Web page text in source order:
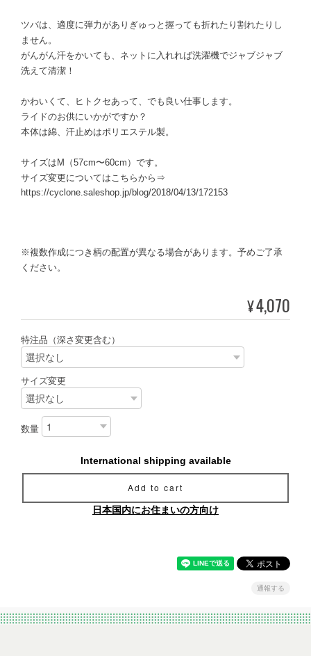
ツバは、適度に弾力がありぎゅっと握っても折れたり割れたりし
ません。
がんがん汗をかいても、ネットに入れれば洗濯機でジャブジャブ
洗えて清潔！
かわいくて、ヒトクセあって、でも良い仕事します。
ライドのお供にいかがですか？
本体は綿、汗止めはポリエステル製。
サイズはM（57cm〜60cm）です。
サイズ変更についてはこちらから⇒
https://cyclone.saleshop.jp/blog/2018/04/13/172153
※複数作成につき柄の配置が異なる場合があります。予めご了承
ください。
¥4,070
特注品（深さ変更含む）
サイズ変更
数量
International shipping available
Add to cart
日本国内にお住まいの方向け
通報する